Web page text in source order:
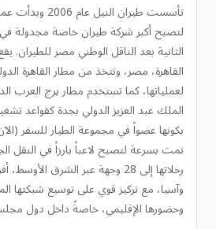
لتصبح أكبر شركة طيران خاصة مجدولة
الثانية بعد الناقل الوطني مصر للطيران.
لعملياتها، كما تستخدم مطار برج العرب
الملك عبد العزيز الدولي بجدة كقواعد
بكونها عضواً في مجموعة الطيار للسفر
نمت بسرعة لتصبح لاعباً بارزاً في النقل
رحلاتها إلى 28 وجهة عبر الشرق
وآسيا، مع تركيز قوي على توسيع شبكتها
وحضورها الإقليمي، خاصةً داخل دول